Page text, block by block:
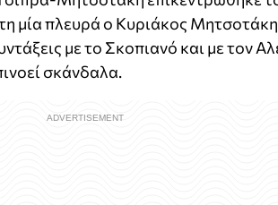
μία πλευρά ο Κυριάκος
με το Σκοπιανό και με τον
σκάνδαλα.